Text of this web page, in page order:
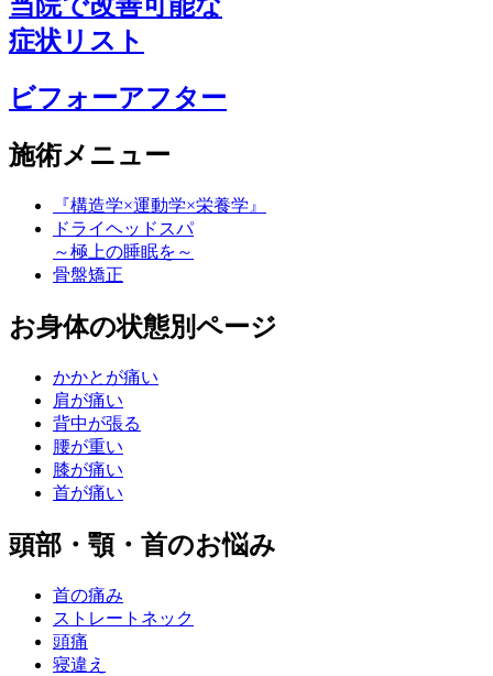
症状リスト
ビフォーアフター
施術メニュー
『構造学×運動学×栄養学』
ドライヘッドスパ
～極上の睡眠を～
骨盤矯正
お身体の状態別ページ
かかとが痛い
肩が痛い
背中が張る
腰が重い
膝が痛い
首が痛い
頭部・顎・首のお悩み
首の痛み
ストレートネック
頭痛
寝違え